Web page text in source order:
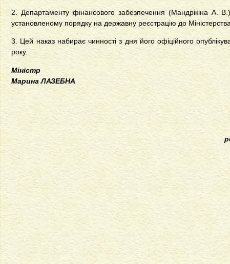
2. Департаменту фінансового забезпечення (Мандрікіна А.
установленому порядку на державну реєстрацію до Міністерства
3. Цей наказ набирає чинності з дня його офіційного
року.
Міністр
Марина ЛАЗЕБНА